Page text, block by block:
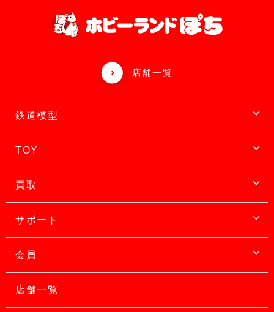
店舗一覧
鉄道模型
TOY
買取
サポート
会員
店舗一覧